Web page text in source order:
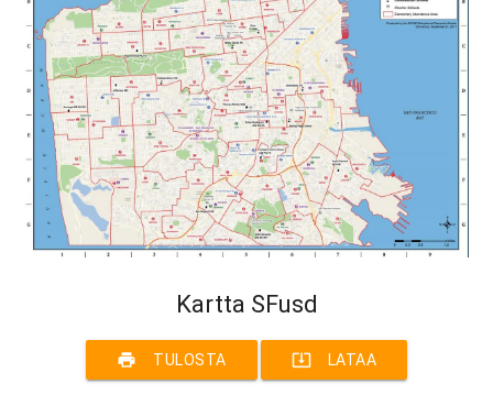
Kartta SFusd
print TULOSTA system_update_alt LATAA